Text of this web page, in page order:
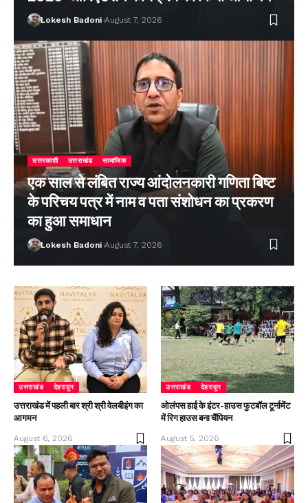
Lokesh Badoni August 7, 2026
उत्तरकाशी उत्तराखंड सामाजिक
एक साल से लंबित राज्य आंदोलनकारी गणिता बिष्ट
के परिचय पत्र में नाम व पता संशोधन का प्रकरण
का हुआ समाधान
Lokesh Badoni August 7, 2026
उत्तराखंड देहरादून
उत्तराखंड में पहली बार श्री श्री वेलबीइंग का
आगमन
August 6, 2026
उत्तराखंड देहरादून
ओलंपस हाई के इंटर-हाउस फुटबॉल टूर्नामेंट
में रिग हाउस बना चैंपियन
August 5, 2026